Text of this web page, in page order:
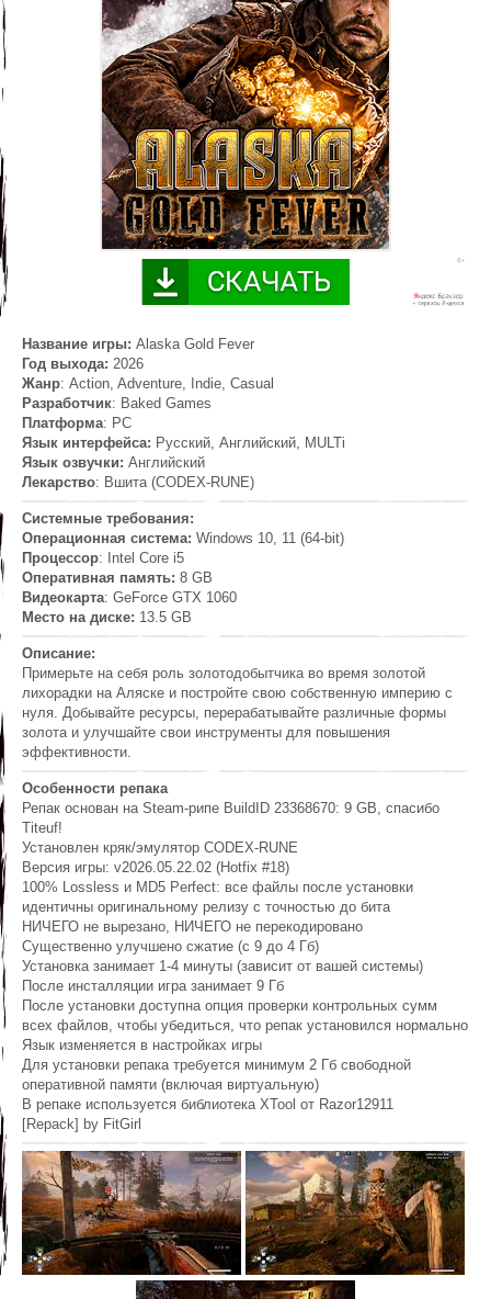
Название игры: Alaska Gold Fever
Год выхода: 2026
Жанр: Action, Adventure, Indie, Casual
Разработчик: Baked Games
Платформа: PC
Язык интерфейса: Русский, Английский, MULTi
Язык озвучки: Английский
Лекарство: Вшита (CODEX-RUNE)
Системные требования:
Операционная система: Windows 10, 11 (64-bit)
Процессор: Intel Core i5
Оперативная память: 8 GB
Видеокарта: GeForce GTX 1060
Место на диске: 13.5 GB
Описание:
Примерьте на себя роль золотодобытчика во время золотой
лихорадки на Аляске и постройте свою собственную империю с
нуля. Добывайте ресурсы, перерабатывайте различные формы
золота и улучшайте свои инструменты для повышения
эффективности.
Особенности репака
Репак основан на Steam-рипе BuildID 23368670: 9 GB, спасибо
Titeuf!
Установлен кряк/эмулятор CODEX-RUNE
Версия игры: v2026.05.22.02 (Hotfix #18)
100% Lossless и MD5 Perfect: все файлы после установки
идентичны оригинальному релизу с точностью до бита
НИЧЕГО не вырезано, НИЧЕГО не перекодировано
Существенно улучшено сжатие (с 9 до 4 Гб)
Установка занимает 1-4 минуты (зависит от вашей системы)
После инсталляции игра занимает 9 Гб
После установки доступна опция проверки контрольных сумм
всех файлов, чтобы убедиться, что репак установился нормально
Язык изменяется в настройках игры
Для установки репака требуется минимум 2 Гб свободной
оперативной памяти (включая виртуальную)
В репаке используется библиотека XTool от Razor12911
[Repack] by FitGirl